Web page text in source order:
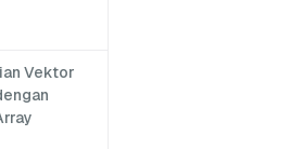
Vektor